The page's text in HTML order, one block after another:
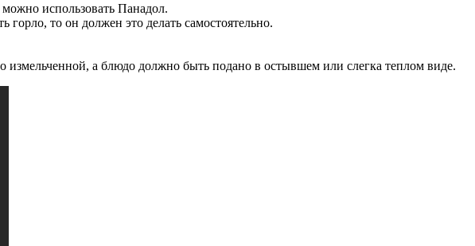
использовать Панадол.
горло, то он должен это делать самостоятельно.
а блюдо должно быть подано в остывшем или слегка теплом виде.